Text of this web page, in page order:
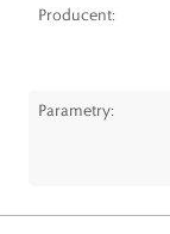
Producent:
Parametry: